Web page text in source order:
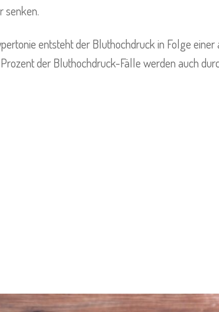
senken.
entsteht der Bluthochdruck in Folge
der Bluthochdruck-Fälle werden auch